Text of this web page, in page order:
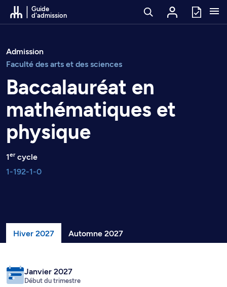
Passer au contenu
Guide
d'admission
Admission
Faculté des arts et des sciences
Baccalauréat en
mathématiques et
physique
1ercycle
1-192-1-0
Hiver 2027 Automne 2027
Janvier 2027
Début du trimestre